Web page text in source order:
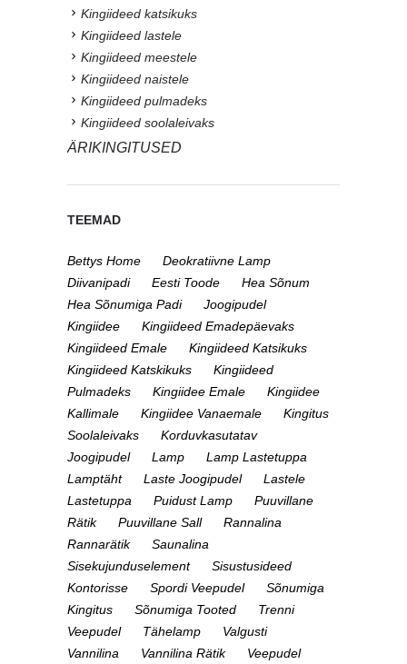
Kingiideed katsikuks
Kingiideed lastele
Kingiideed meestele
Kingiideed naistele
Kingiideed pulmadeks
Kingiideed soolaleivaks
ÄRIKINGITUSED
TEEMAD
Bettys Home
Deokratiivne Lamp
Diivanipadi
Eesti Toode
Hea Sõnum
Hea Sõnumiga Padi
Joogipudel
Kingiidee
Kingiideed Emadepäevaks
Kingiideed Emale
Kingiideed Katsikuks
Kingiideed Katskikuks
Kingiideed
Pulmadeks
Kingiidee Emale
Kingiidee
Kallimale
Kingiidee Vanaemale
Kingitus
Soolaleivaks
Korduvkasutatav
Joogipudel
Lamp
Lamp Lastetuppa
Lamptäht
Laste Joogipudel
Lastele
Lastetuppa
Puidust Lamp
Puuvillane
Rätik
Puuvillane Sall
Rannalina
Rannarätik
Saunalina
Sisekujunduselement
Sisustusideed
Kontorisse
Spordi Veepudel
Sõnumiga
Kingitus
Sõnumiga Tooted
Trenni
Veepudel
Tähelamp
Valgusti
Vannilina
Vannilina Rätik
Veepudel